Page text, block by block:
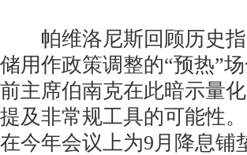
帕维洛尼斯回顾历史指
储用作政策调整的“预热”
前主席伯南克在此暗示量
提及非常规工具的可能性
在今年会议上为9月降息铺